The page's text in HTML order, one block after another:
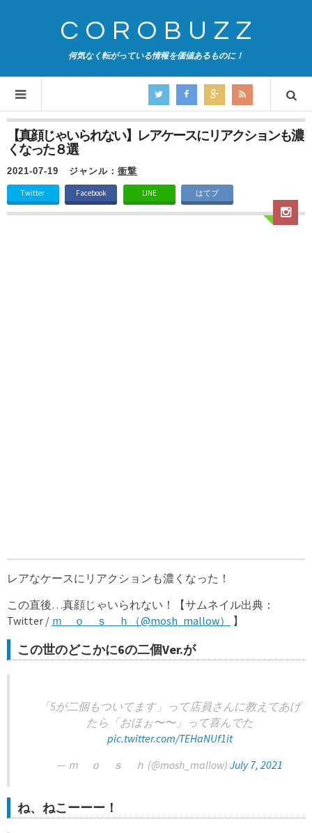
COROBUZZ
何気なく転がっている情報を価値あるものに！
【真顔じゃいられない】レアケースにリアクションも濃
くなった８選
2021-07-19 ジャンル： 衝撃
Twitter Facebook LINE はてブ
レアなケースにリアクションも濃くなった！
この直後…真顔じゃいられない！【サムネイル出典：
Twitter / ｍ ｏ ｓ ｈ（@mosh_mallow） 】
この世のどこかに6の二個Ver.が
「5が二個もついてます」って店員さんに教えてあげ
たら「おほぉ〜〜」って喜んでた
pic.twitter.com/TEHaNUf1it
— ｍ ｏ ｓ ｈ (@mosh_mallow) July 7, 2021
ね、ねこーーー！